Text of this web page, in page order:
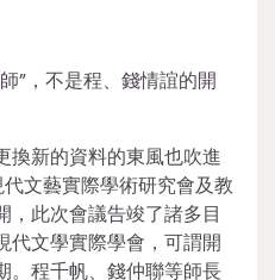
”，不是程、錢情誼的開
換新的資料的東風也吹進
文藝實際學術研究會及教
，此次會議告竣了諸多目
代文學實際學會，可謂開
。程千帆、錢仲聯等師長